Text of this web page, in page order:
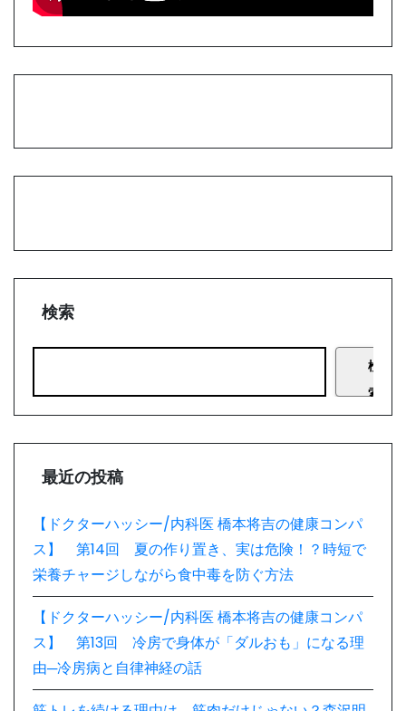
検索
検
索
最近の投稿
【ドクターハッシー/内科医 橋本将吉の健康コンパ
ス】 第14回 夏の作り置き、実は危険！？時短で
栄養チャージしながら食中毒を防ぐ方法
【ドクターハッシー/内科医 橋本将吉の健康コンパ
ス】 第13回 冷房で身体が「ダルおも」になる理
由─冷房病と自律神経の話